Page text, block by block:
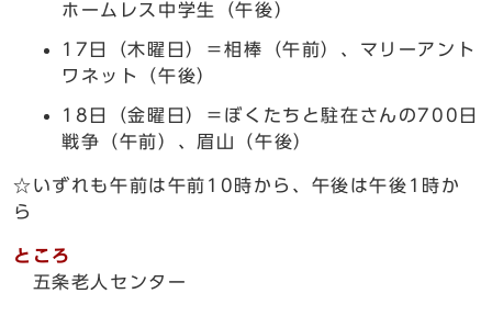
ホームレス中学生（午後）
17日（木曜日）＝相棒（午前）、マリーアント
ワネット（午後）
18日（金曜日）＝ぼくたちと駐在さんの700日
戦争（午前）、眉山（午後）
☆いずれも午前は午前10時から、午後は午後1時か
ら
ところ
五条老人センター